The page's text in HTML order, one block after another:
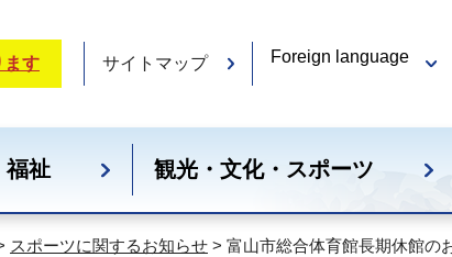
ます サイトマップ Foreign language
福祉 観光・文化・スポーツ
スポーツに関するお知らせ > 富山市総合体育館長期休館の